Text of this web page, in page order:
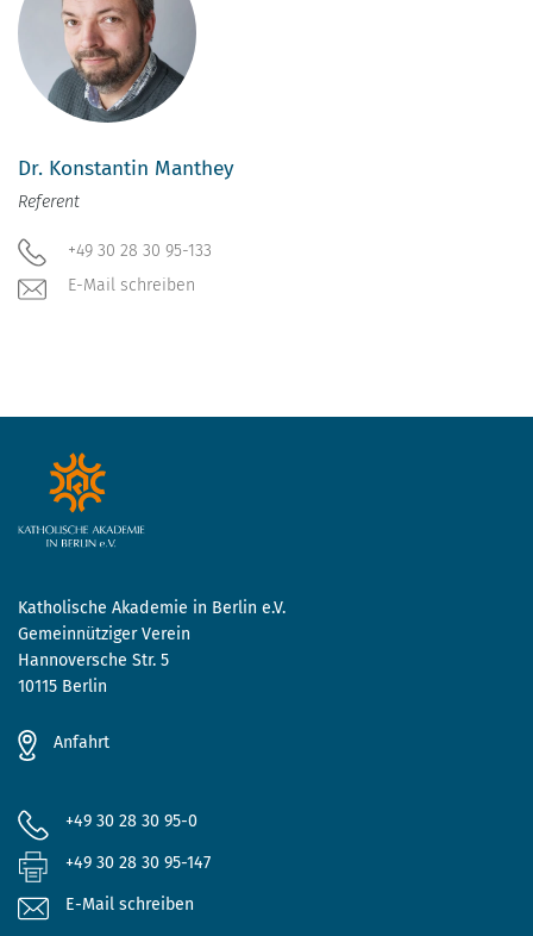
Dr. Konstantin Manthey
Referent
+49 30 28 30 95-133
E-Mail schreiben
Katholische Akademie in Berlin e.V.
Gemeinnütziger Verein
Hannoversche Str. 5
10115 Berlin
Anfahrt
+49 30 28 30 95-0
+49 30 28 30 95-147
E-Mail schreiben